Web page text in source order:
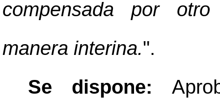
compensada por
manera interina.".
Se dispone: